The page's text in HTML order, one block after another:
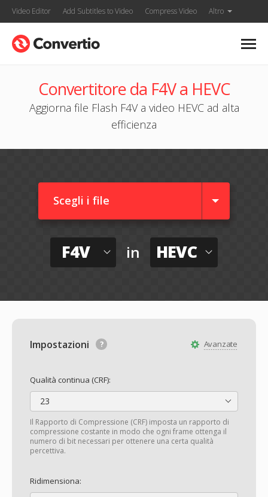
Video Editor Add Subtitles to Video Compress Video Altro
Convertitore da F4V a HEVC
Aggiorna file Flash F4V a video HEVC ad alta
efficienza
Scegli i file
F4V in HEVC
Avanzate
Impostazioni
Qualità continua (CRF):
23
Il Rapporto di Compressione (CRF) imposta un rapporto di
compressione costante in modo che ogni frame ottenga il
numero di bit necessari per ottenere una certa qualità
percettiva.
Ridimensiona: